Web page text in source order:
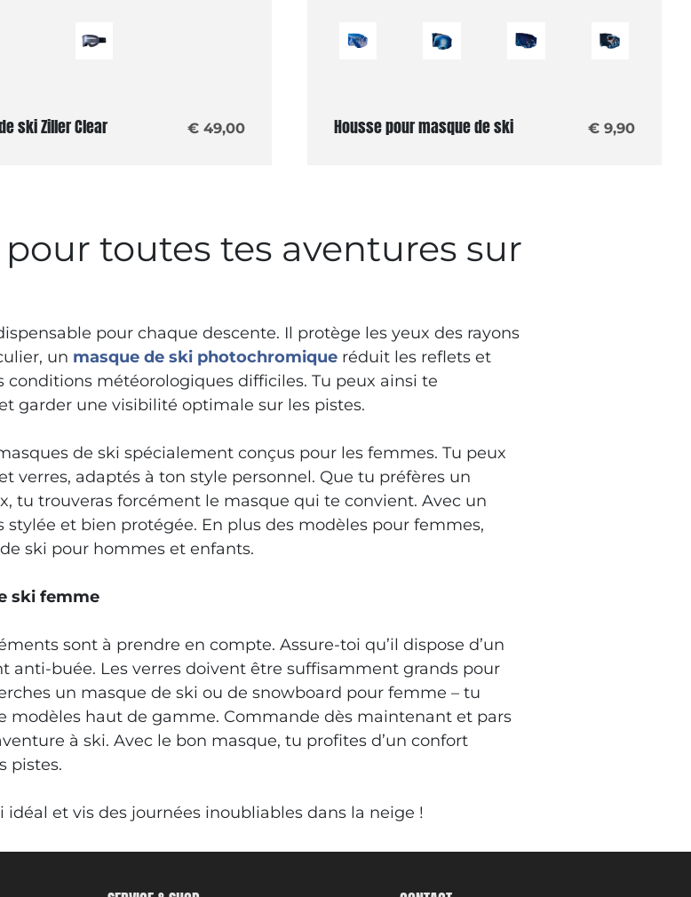
ski Ziller Clear € 49,00 Housse pour masque de ski € 9,90
toutes tes aventures sur
pour chaque descente. Il protège les yeux des rayons
un masque de ski photochromique réduit les reflets et
conditions météorologiques difficiles. Tu peux ainsi te
garder une visibilité optimale sur les pistes.
de ski spécialement conçus pour les femmes. Tu peux
verres, adaptés à ton style personnel. Que tu préfères un
tu trouveras forcément le masque qui te convient. Avec un
et bien protégée. En plus des modèles pour femmes,
ski pour hommes et enfants.
ski femme
sont à prendre en compte. Assure-toi qu’il dispose d’un
anti-buée. Les verres doivent être suffisamment grands pour
un masque de ski ou de snowboard pour femme – tu
modèles haut de gamme. Commande dès maintenant et pars
à ski. Avec le bon masque, tu profites d’un confort
pistes.
et vis des journées inoubliables dans la neige !